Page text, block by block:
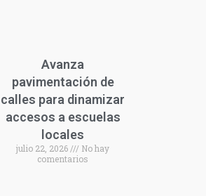
Avanza
pavimentación de
calles para dinamizar
accesos a escuelas
locales
julio 22, 2026
No hay
comentarios